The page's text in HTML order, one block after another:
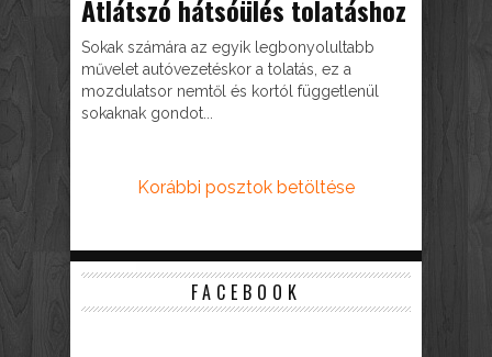
Átlátszó hátsóülés tolatáshoz
Sokak számára az egyik legbonyolultabb
művelet autóvezetéskor a tolatás, ez a
mozdulatsor nemtől és kortól függetlenül
sokaknak gondot...
Korábbi posztok betöltése
FACEBOOK